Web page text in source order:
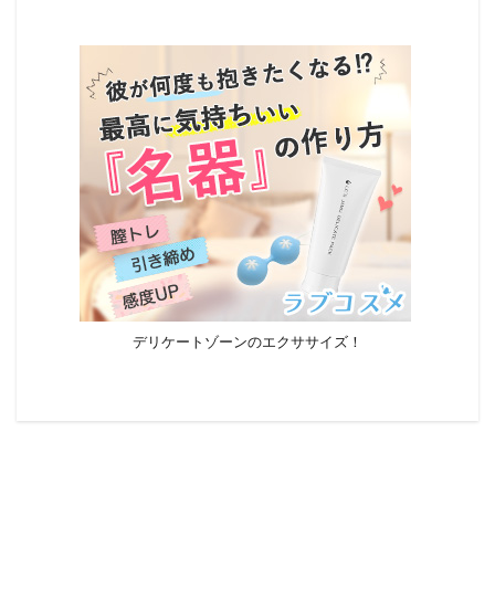
デリケートゾーンのエクササイズ！